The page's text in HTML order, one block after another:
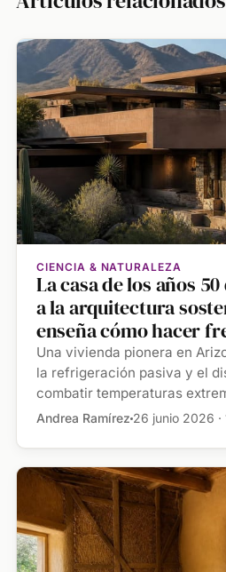
CIENCIA & NATURALEZA
La casa de los años
a la arquitectura
enseña cómo hacer
extremo
Una vivienda pionera en
la refrigeración pasiva y el
combatir temperaturas
consumo […]
Andrea Ramírez 26 junio 2026 ·